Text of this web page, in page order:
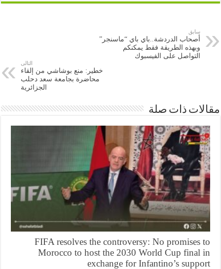
أصحاب الدردشة..باي باي “ماسنجر”
وبهذه الطريقة فقط يمكنكم
التواصل على الفيسبوك
خطير: منع بوشاشي من إلقاء
محاضرة بجامعة سعد دحلب
الجزائرية
ذات صلة
FIFA resolves the controversy: No
Morocco to host the 2030 World Cup
exchange for Infantino’s